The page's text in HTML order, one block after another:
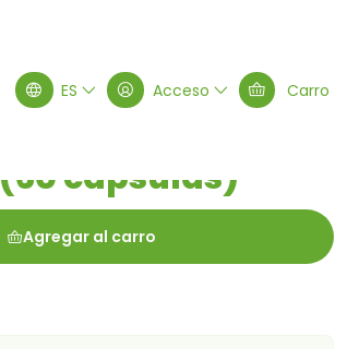
ES Acceso Carro
cápsulas)
Agregar al carro